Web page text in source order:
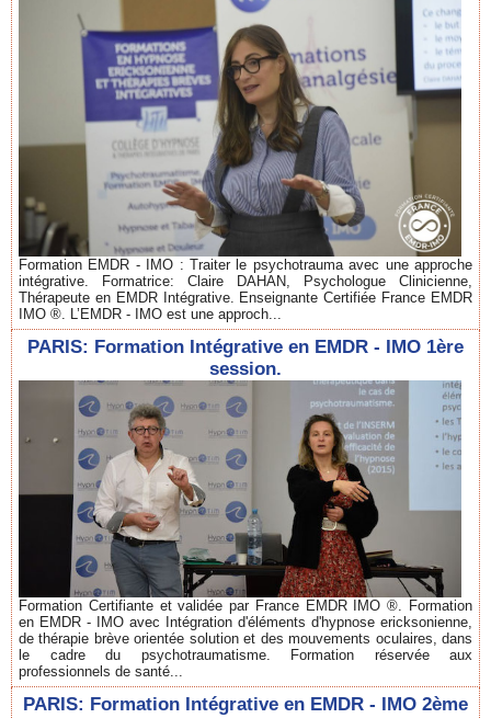
Formation EMDR - IMO : Traiter le psychotrauma avec une approche
intégrative. Formatrice: Claire DAHAN, Psychologue Clinicienne,
Thérapeute en EMDR Intégrative. Enseignante Certifiée France EMDR
IMO ®. L’EMDR - IMO est une approch...
PARIS: Formation Intégrative en EMDR - IMO 1ère
session.
Formation Certifiante et validée par France EMDR IMO ®. Formation
en EMDR - IMO avec Intégration d'éléments d'hypnose ericksonienne,
de thérapie brève orientée solution et des mouvements oculaires, dans
le cadre du psychotraumatisme. Formation réservée aux
professionnels de santé...
PARIS: Formation Intégrative en EMDR - IMO 2ème